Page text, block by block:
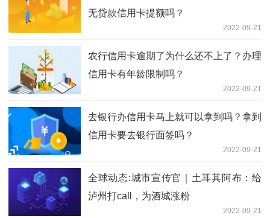
无贷款信用卡提额吗？
2022-09-21
农行信用卡逾期了为什么还不上了？办理
信用卡有年龄限制吗？
2022-09-21
去银行办信用卡马上就可以拿到吗？拿到
信用卡要去银行面签吗？
2022-09-21
全球动态:城市宣传官｜土耳其阿布：给
泸州打call，为酒城涨粉
2022-09-21